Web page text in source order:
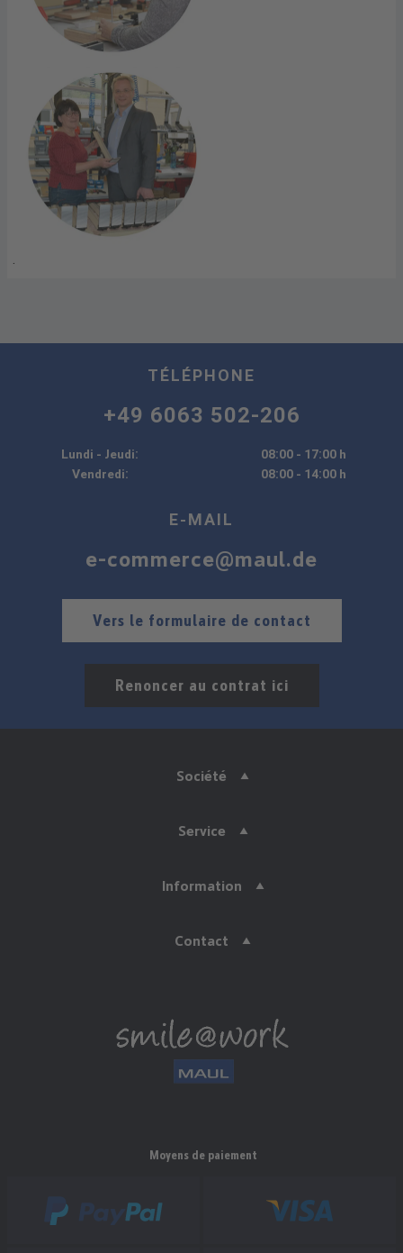
.
TÉLÉPHONE
+49 6063 502-206
Lundi - Jeudi:
08:00 - 17:00 h
Vendredi:
08:00 - 14:00 h
E-MAIL
e-commerce@maul.de
Vers le formulaire de contact
Renoncer au contrat ici
Société
Service
Information
Contact
Moyens de paiement